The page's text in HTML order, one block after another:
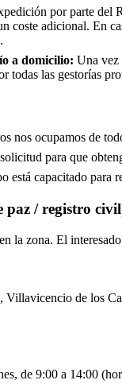
por parte del
coste adicional. En
a domicilio: Una vez
todas las gestorías
nos ocupamos de
para que
está capacitado para
paz / registro
la zona. El
Villavicencio de los
de 9:00 a 14:00